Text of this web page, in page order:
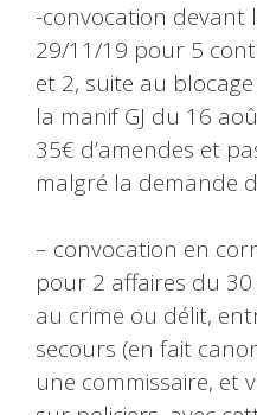
-convocation devant
29/11/19 pour 5
et 2, suite au
la manif GJ du 16
35€ d’amendes et
malgré la demande
– convocation en
pour 2 affaires du
au crime ou délit,
secours (en fait
une commissaire, et